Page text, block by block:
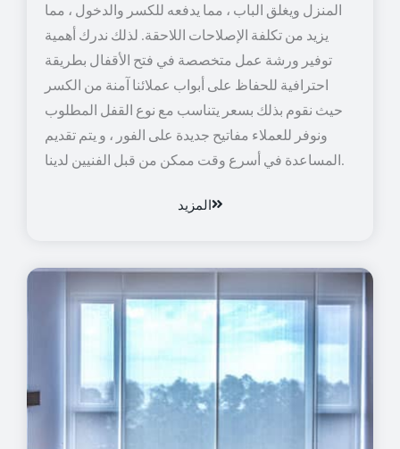
المنزل ويغلق الباب ، مما يدفعه للكسر والدخول ، مما
يزيد من تكلفة الإصلاحات اللاحقة. لذلك ندرك أهمية
توفير ورشة عمل متخصصة في فتح الأقفال بطريقة
احترافية للحفاظ على أبواب عملائنا آمنة من الكسر
حيث نقوم بذلك بسعر يتناسب مع نوع القفل المطلوب
ونوفر للعملاء مفاتيح جديدة على الفور ، و يتم تقديم
المساعدة في أسرع وقت ممكن من قبل الفنيين لدينا.
المزيد